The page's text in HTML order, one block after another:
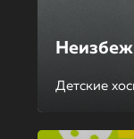
Детские